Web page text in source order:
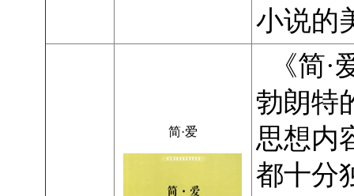
小说的
简·爱
《简·
勃朗特
思想内
都十分